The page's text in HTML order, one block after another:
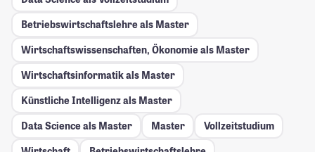
Betriebswirtschaftslehre als Master
Wirtschaftswissenschaften, Ökonomie als Master
Wirtschaftsinformatik als Master
Künstliche Intelligenz als Master
Data Science als Master
Master
Vollzeitstudium